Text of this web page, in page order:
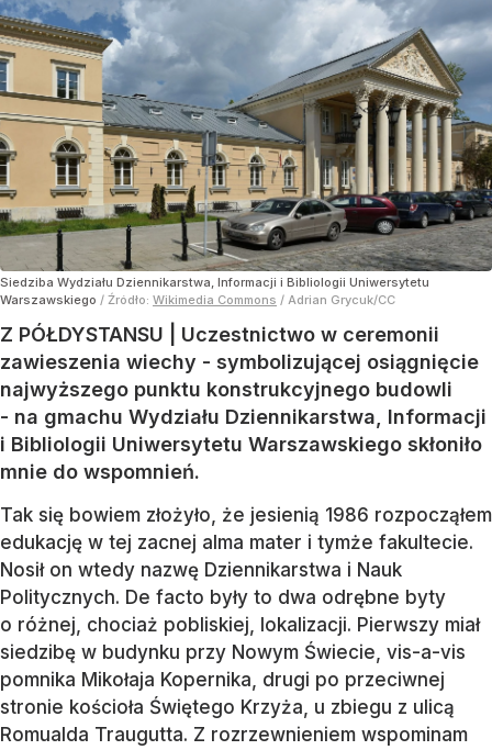
Siedziba Wydziału Dziennikarstwa, Informacji i Bibliologii Uniwersytetu
Warszawskiego / Źródło: Wikimedia Commons / Adrian Grycuk/CC
Z PÓŁDYSTANSU | Uczestnictwo w ceremonii
zawieszenia wiechy - symbolizującej osiągnięcie
najwyższego punktu konstrukcyjnego budowli
- na gmachu Wydziału Dziennikarstwa, Informacji
i Bibliologii Uniwersytetu Warszawskiego skłoniło
mnie do wspomnień.
Tak się bowiem złożyło, że jesienią 1986 rozpocząłem
edukację w tej zacnej alma mater i tymże fakultecie.
Nosił on wtedy nazwę Dziennikarstwa i Nauk
Politycznych. De facto były to dwa odrębne byty
o różnej, chociaż pobliskiej, lokalizacji. Pierwszy miał
siedzibę w budynku przy Nowym Świecie, vis-a-vis
pomnika Mikołaja Kopernika, drugi po przeciwnej
stronie kościoła Świętego Krzyża, u zbiegu z ulicą
Romualda Traugutta. Z rozrzewnieniem wspominam